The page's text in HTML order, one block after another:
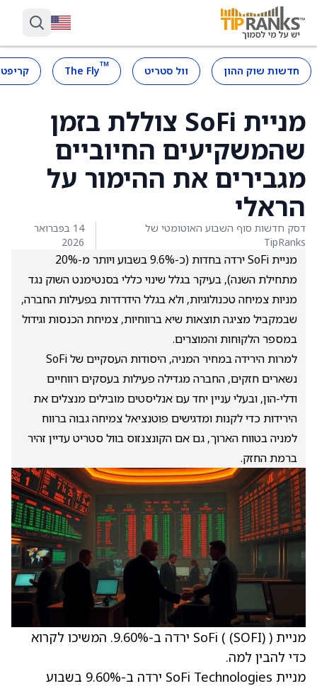
חדשות שוק ההון וול סטריט ™
The Fly
מניית SoFi צוללת בזמן
שהמשקיעים החיוביים
מגבירים את ההימור על
הראלי
דסק חדשות סוף השבוע האוטומטי של
TipRanks
14 בפברואר
2026
מניית SoFi ירדה בחדות (כ-9.6% בשבוע ויותר מ-20%
מתחילת השנה), בעיקר בגלל שינוי כללי בסנטימנט השוק נגד
מניות צמיחה טכנולוגיות, ולא בגלל הידרדרות בפעילות החברה,
שבמקביל מציגה תוצאות שיא ברווחיות, צמיחת הכנסות וגידול
במספר הלקוחות והמוצרים.
למרות הירידה במחיר המניה, היסודות העסקיים של SoFi
נשארים חזקים, החברה מגדילה פעילות בעסקים רווחיים
ודלי-הון, ובעלי עניין יחד עם אנליסטים מובילים מנצלים את
הירידות כדי לקנות ומדגישים פוטנציאל צמיחה גבוה ברווח
למניה בטווח הארוך, גם אם הקונצנזוס בוול סטריט עדיין זהיר
ברמת החזק.
מניית SoFi ( (SOFI)
) ירדה ב-9.60%. המשיכו לקרוא
כדי להבין למה.
מניית SoFi Technologies ירדה ב-9.60% בשבוע